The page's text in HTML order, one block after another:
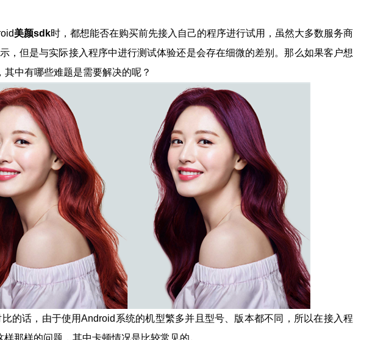
美颜sdk时，都想能否在购买前先接入自己的程序进行试用，虽然大多数服务商
，但是与实际接入程序中进行测试体验还是会存在细微的差别。那么如果客户想
中有哪些难题是需要解决的呢？
的话，由于使用Android系统的机型繁多并且型号、版本都不同，所以在接入程
那样的问题，其中卡顿情况是比较常见的。